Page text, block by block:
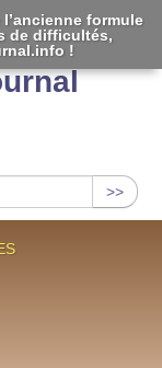
>>
formule
de difficultés,
!